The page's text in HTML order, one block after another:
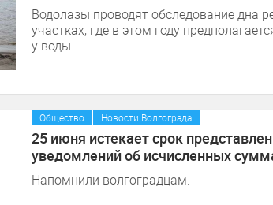
Водолазы проводят обследование дна
участках, где в этом году
у воды.
Общество Новости Волгограда
25 июня истекает срок
уведомлений об исчисленных
Напомнили волгоградцам.